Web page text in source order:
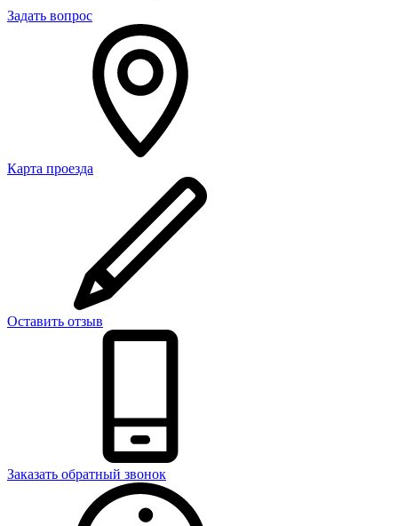
Задать вопрос
Карта проезда
Оставить отзыв
Заказать обратный звонок